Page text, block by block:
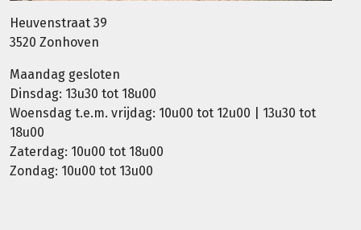
Heuvenstraat 39
3520 Zonhoven
Maandag gesloten
Dinsdag: 13u30 tot 18u00
Woensdag t.e.m. vrijdag: 10u00 tot 12u00 | 13u30 tot
18u00
Zaterdag: 10u00 tot 18u00
Zondag: 10u00 tot 13u00